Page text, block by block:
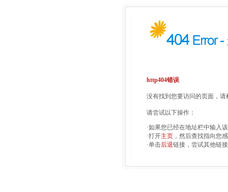
http404错误
没有找到您要访问的页面，
请尝试以下操作：
·如果您已经在地址栏中输入
·打开主页 ，然后查找指向您
·单击后退链接，尝试其他链